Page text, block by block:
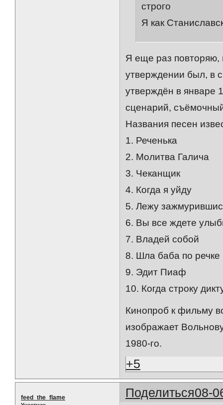
строго
Я как
Я еще раз повторяю,
утверждении был, в
утверждён в январе
сценарий,
Названия песен
1. Реченька
2. Молитва Галича
3. Чеканщик
4. Когда я уйду
5. Лежу
6. Вы все ждете
7. Владей собой
8. Шла баба по речке
9. Эдит Пиаф
10. Когда строку
Кинопроб к фильму
изображает
1980-го.
+5
Поделиться08-
feed_the_flame